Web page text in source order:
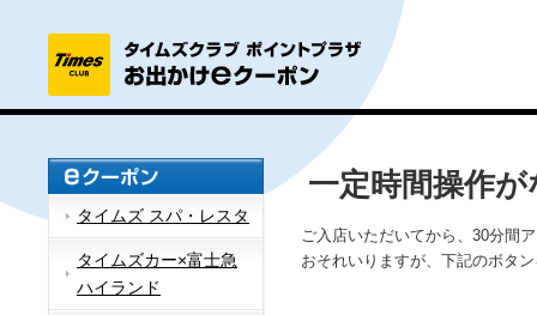
タイムズ スパ・レスタ
タイムズカー×富士急
ハイランド
一定時間操作
ご入店いただいてから、30分間
おそれいりますが、下記のボタ